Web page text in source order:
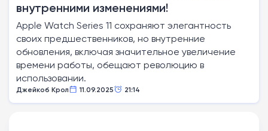
внутренними изменениями!
Apple Watch Series 11 сохраняют элегантность
своих предшественников, но внутренние
обновления, включая значительное увеличение
времени работы, обещают революцию в
использовании.
Джейкоб Крол 11.09.2025 21:14